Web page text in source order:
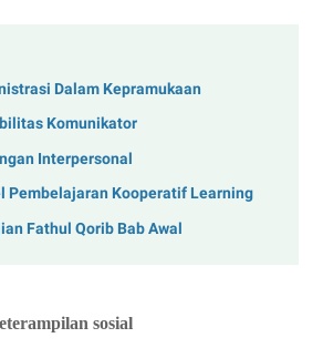
Dalam Kepramukaan
Komunikator
Interpersonal
Pembelajaran Kooperatif Learning
Fathul Qorib Bab Awal
sosial